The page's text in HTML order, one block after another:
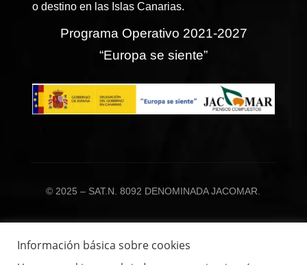
o destino en las Islas Canarias.
Programa Operativo 2021-2027
“Europa se siente”
© 2025 – SAT.N. 8092 DENOMINADA JACOMAR.
Información básica sobre cookies